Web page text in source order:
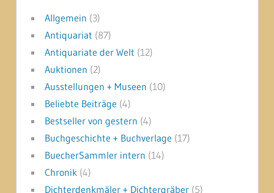
Allgemein (3)
Antiquariat (87)
Antiquariate der Welt (12)
Auktionen (2)
Ausstellungen + Museen (10)
Beliebte Beiträge (4)
Bestseller von gestern (4)
Buchgeschichte + Buchverlage (17)
BuecherSammler intern (14)
Chronik(4)
Dichterdenkmäler + Dichtergräber(5)